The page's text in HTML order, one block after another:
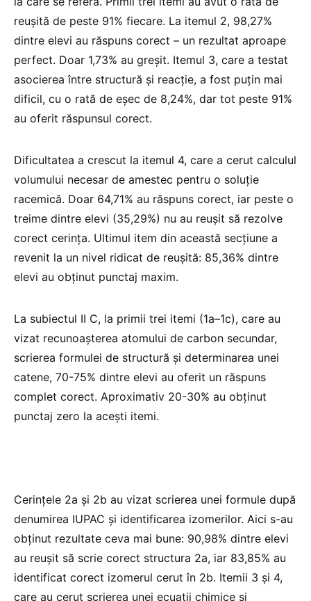
reușită de peste 91% fiecare. La itemul 2, 98,27%
dintre elevi au răspuns corect – un rezultat aproape
perfect. Doar 1,73% au greșit. Itemul 3, care a testat
asocierea între structură și reacție, a fost puțin mai
dificil, cu o rată de eșec de 8,24%, dar tot peste 91%
au oferit răspunsul corect.
Dificultatea a crescut la itemul 4, care a cerut calculul
volumului necesar de amestec pentru o soluție
racemică. Doar 64,71% au răspuns corect, iar peste o
treime dintre elevi (35,29%) nu au reușit să rezolve
corect cerința. Ultimul item din această secțiune a
revenit la un nivel ridicat de reușită: 85,36% dintre
elevi au obținut punctaj maxim.
La subiectul II C, la primii trei itemi (1a–1c), care au
vizat recunoașterea atomului de carbon secundar,
scrierea formulei de structură și determinarea unei
catene, 70-75% dintre elevi au oferit un răspuns
complet corect. Aproximativ 20-30% au obținut
punctaj zero la acești itemi.
Cerințele 2a și 2b au vizat scrierea unei formule după
denumirea IUPAC și identificarea izomerilor. Aici s-au
obținut rezultate ceva mai bune: 90,98% dintre elevi
au reușit să scrie corect structura 2a, iar 83,85% au
identificat corect izomerul cerut în 2b. Itemii 3 și 4,
care au cerut scrierea unei ecuații chimice și